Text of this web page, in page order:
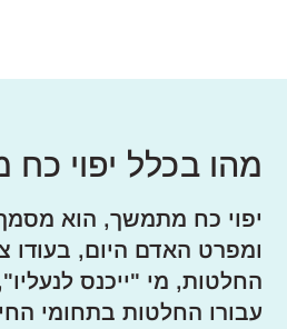
מהו בכלל יפוי
יפוי כח מתמשך, הוא
ומפרט האדם היום, בעודו
החלטות, מי "ייכנס
עבורו החלטות בתחומי